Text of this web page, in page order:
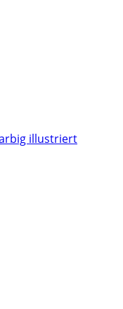
illustriert